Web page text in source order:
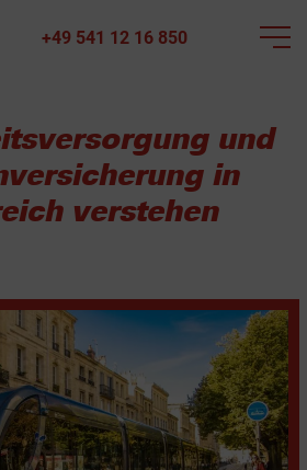
+49 541 12 16 850
und
in
verstehen